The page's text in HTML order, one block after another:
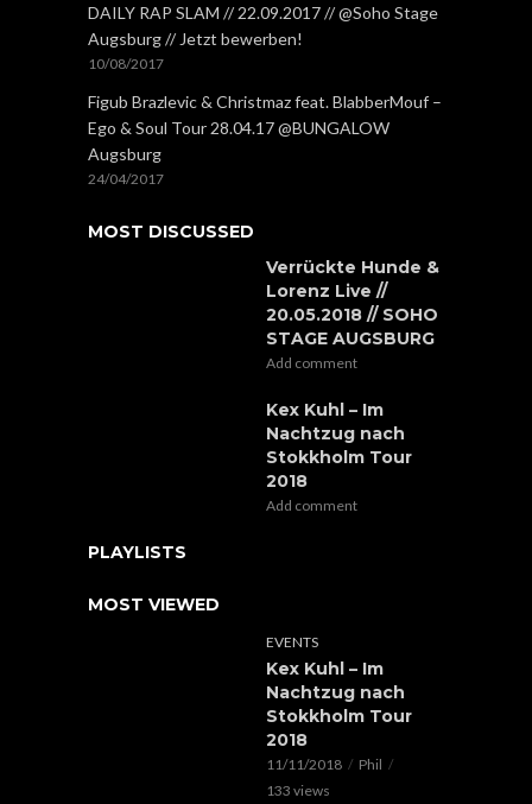
DAILY RAP SLAM // 22.09.2017 // @Soho Stage
Augsburg // Jetzt bewerben!
10/08/2017
Figub Brazlevic & Christmaz feat. BlabberMouf –
Ego & Soul Tour 28.04.17 @BUNGALOW
Augsburg
24/04/2017
MOST DISCUSSED
Verrückte Hunde &
Lorenz Live //
20.05.2018 // SOHO
STAGE AUGSBURG
Add comment
Kex Kuhl – Im
Nachtzug nach
Stokkholm Tour
2018
Add comment
PLAYLISTS
MOST VIEWED
EVENTS
Kex Kuhl – Im
Nachtzug nach
Stokkholm Tour
2018
11/11/2018
Phil
133 views